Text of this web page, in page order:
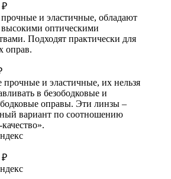
₽
прочные и эластичные, обладают
высокими оптическими
Подходят практически для
оправ.
прочные и эластичные, их нельзя
в безободковые и
оправы. Эти линзы –
вариант по соотношению
₽